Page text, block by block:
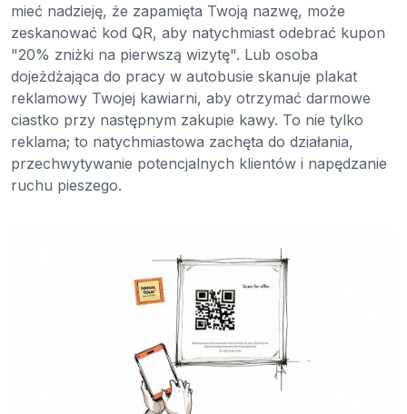
mieć nadzieję, że zapamięta Twoją nazwę, może
zeskanować kod QR, aby natychmiast odebrać kupon
"20% zniżki na pierwszą wizytę". Lub osoba
dojeżdżająca do pracy w autobusie skanuje plakat
reklamowy Twojej kawiarni, aby otrzymać darmowe
ciastko przy następnym zakupie kawy. To nie tylko
reklama; to natychmiastowa zachęta do działania,
przechwytywanie potencjalnych klientów i napędzanie
ruchu pieszego.